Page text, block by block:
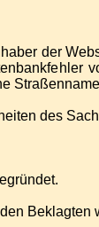
der
des